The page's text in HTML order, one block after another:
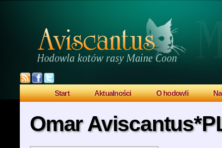
Start Aktualności O hodowli
Omar